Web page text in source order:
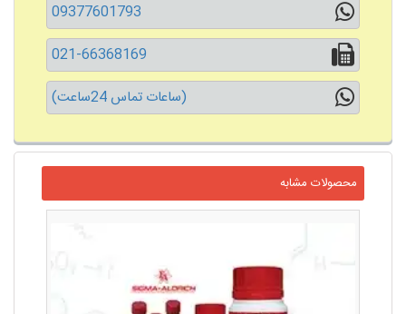
09377601793
021-66368169
(ساعات تماس 24ساعت)
محصولات مشابه